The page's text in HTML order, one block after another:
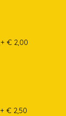
€ 2,00
€ 2,50